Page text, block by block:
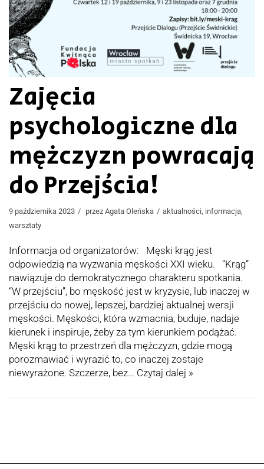
Zajęcia
psychologiczne dla
mężczyzn powracają
do Przejścia!
9 października 2023 przez Agata Oleńska aktualności, informacja,
warsztaty
Informacja od organizatorów: Męski krąg jest
odpowiedzią na wyzwania męskości XXI wieku. “Krąg”
nawiązuje do demokratycznego charakteru spotkania.
“W przejściu”, bo męskość jest w kryzysie, lub inaczej w
przejściu do nowej, lepszej, bardziej aktualnej wersji
męskości. Męskości, która wzmacnia, buduje, nadaje
kierunek i inspiruje, żeby za tym kierunkiem podążać.
Męski krąg to przestrzeń dla mężczyzn, gdzie mogą
porozmawiać i wyrazić to, co inaczej zostaje
niewyrażone. Szczerze, bez… Czytaj dalej »